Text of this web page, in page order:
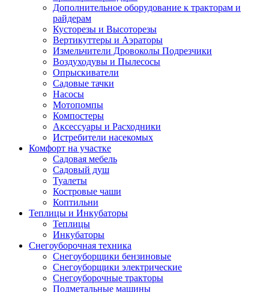
Дополнительное оборудование к тракторам и
райдерам
Кусторезы и Высоторезы
Вертикуттеры и Аэраторы
Измельчители Дровоколы Подрезчики
Воздуходувы и Пылесосы
Опрыскиватели
Садовые тачки
Насосы
Мотопомпы
Компостеры
Аксессуары и Расходники
Истребители насекомых
Комфорт на участке
Садовая мебель
Садовый душ
Туалеты
Костровые чаши
Коптильни
Теплицы и Инкубаторы
Теплицы
Инкубаторы
Снегоуборочная техника
Снегоуборщики бензиновые
Снегоуборщики электрические
Снегоуборочные тракторы
Подметальные машины